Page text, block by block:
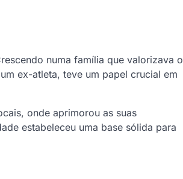
numa família que valorizava o
ex-atleta, teve um papel crucial em
onde aprimorou as suas
estabeleceu uma base sólida para